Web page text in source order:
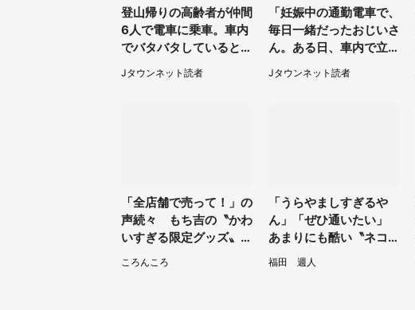
登山帰りの高齢者が仲間
6人で電車に乗車。車内
でバタバタしていると、
隣の若い男性客が（神奈
川県・70代女性）
Jタウンネット読者
「妊娠中の通勤電車で、
毎日一緒だったおじいさ
ん。ある日、車内で立っ
てたら後ろから...」
Jタウンネット読者
「全店舗で売って！」の
声続々 もち吉の〝かわ
いすぎる限定グッズ〟に
熱視線→買えるのは地元
だけ？本社に聞く
ころんころ
「うらやましすぎるや
ん」「ぜひ通いたい」
あまりにも酷い〝ネコハ
ラ〟受けられる喫茶店に
5.3万人驚がく
福田 週人